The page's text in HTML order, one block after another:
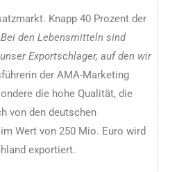
Knapp 40 Prozent der
Bei den Lebensmitteln sind
Exportschlager, auf den wir
der AMA-Marketing
die hohe Qualität, die
von den deutschen
Wert von 250 Mio. Euro wird
exportiert.